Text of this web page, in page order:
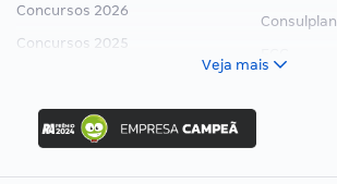
Concursos 2026
Concursos 2025
Concurso Ibama
Concurso MPU
Editais publicados
Consulplan
Veja mais